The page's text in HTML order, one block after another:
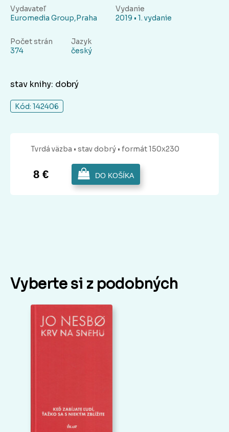
Vydavateľ
Euromedia Group,Praha
Vydanie
2019 • 1. vydanie
Počet strán
374
Jazyk
český
stav knihy: dobrý
Kód: 142406
Tvrdá väzba • stav dobrý • formát 150x230
8 € DO KOŠÍKA
Vyberte si z podobných